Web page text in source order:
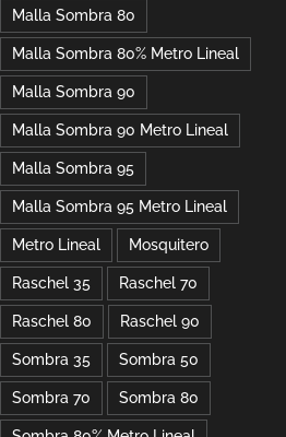
Malla Sombra 80
Malla Sombra 80% Metro Lineal
Malla Sombra 90
Malla Sombra 90 Metro Lineal
Malla Sombra 95
Malla Sombra 95 Metro Lineal
Metro Lineal Mosquitero
Raschel 35 Raschel 70
Raschel 80 Raschel 90
Sombra 35 Sombra 50
Sombra 70 Sombra 80